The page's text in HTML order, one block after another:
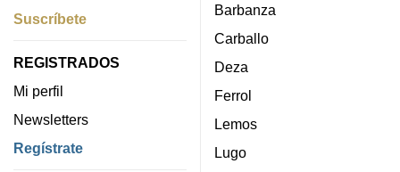
Suscríbete
REGISTRADOS
Mi perfil
Newsletters
Regístrate
Barbanza
Carballo
Deza
Ferrol
Lemos
Lugo